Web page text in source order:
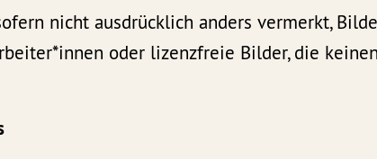
nicht ausdrücklich anders vermerkt,
oder lizenzfreie Bilder, die